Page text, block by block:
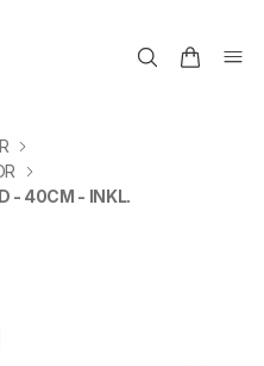
- 40CM - INKL.